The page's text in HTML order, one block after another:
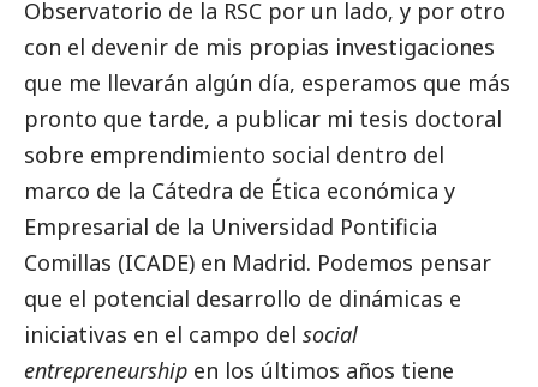
Observatorio de la RSC por un lado, y por otro
con el devenir de mis propias investigaciones
que me llevarán algún día, esperamos que más
pronto que tarde, a publicar mi tesis doctoral
sobre emprendimiento social dentro del
marco de la Cátedra de Ética económica y
Empresarial de la Universidad Pontificia
Comillas (ICADE) en Madrid. Podemos pensar
que el potencial desarrollo de dinámicas e
iniciativas en el campo del social
entrepreneurship en los últimos años tiene